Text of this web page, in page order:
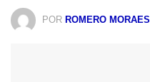
POR ROMERO MORAES